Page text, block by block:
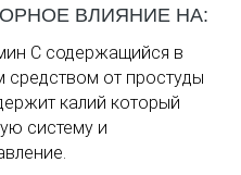
ВЛИЯНИЕ НА:
С содержащийся в
средством от простуды
калий который
систему и